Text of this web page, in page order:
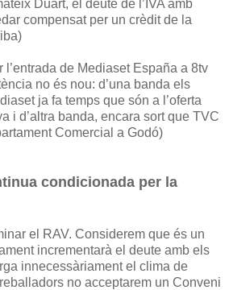
Duart, el deute de l’IVA amb
compensat per un crèdit de la
l’entrada de Mediaset España a 8tv
no és nou: d’una banda els
ja fa temps que són a l’oferta
i d’altra banda, encara sort que TVC
Comercial a Godó)
condicionada per la
el RAV. Considerem que és un
incrementarà el deute amb els
innecessàriament el clima de
no acceptarem un Conveni